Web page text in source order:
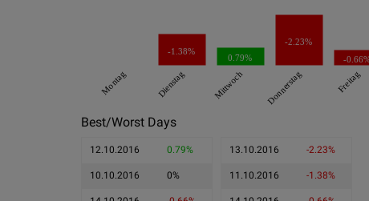
-1.38%
0.79%
-2.23%
-
Montag Dienstag Mittwoch Donnerstag Freitag
Best/Worst Days
12.10.2016 0.79%
10.10.2016 0%
13.10.2016 -2.23%
11.10.2016 -1.38%